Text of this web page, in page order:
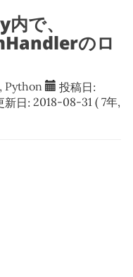
で、
のロ
, Python 投稿日:
新日: 2018-08-31 ( 7年,